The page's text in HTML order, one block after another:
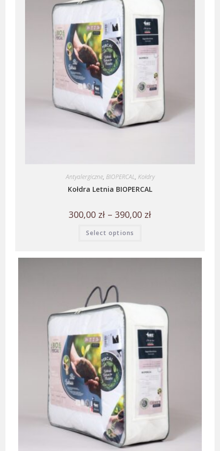
Antyalergiczne, BIOPERCAL, Kołdry
Kołdra Letnia BIOPERCAL
300,00 zł – 390,00 zł
Select options